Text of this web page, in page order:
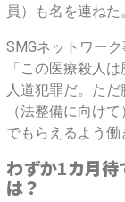
員）も名を連ねた
SMGネットワー
「この医療殺人
人道犯罪だ。た
（法整備に向け
でもらえるよう働
わずか1カ月
は？